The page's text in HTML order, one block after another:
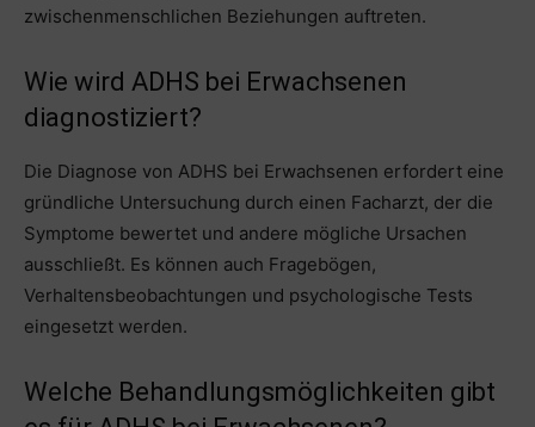
zwischenmenschlichen Beziehungen auftreten.
Wie wird ADHS bei Erwachsenen
diagnostiziert?
Die Diagnose von ADHS bei Erwachsenen erfordert eine
gründliche Untersuchung durch einen Facharzt, der die
Symptome bewertet und andere mögliche Ursachen
ausschließt. Es können auch Fragebögen,
Verhaltensbeobachtungen und psychologische Tests
eingesetzt werden.
Welche Behandlungsmöglichkeiten gibt